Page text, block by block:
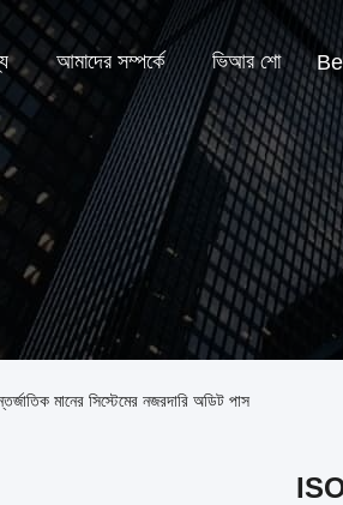
আমাদের সম্পর্কে ভিআর শো
মানের সিস্টেমের নজরদারি অডিট পাস